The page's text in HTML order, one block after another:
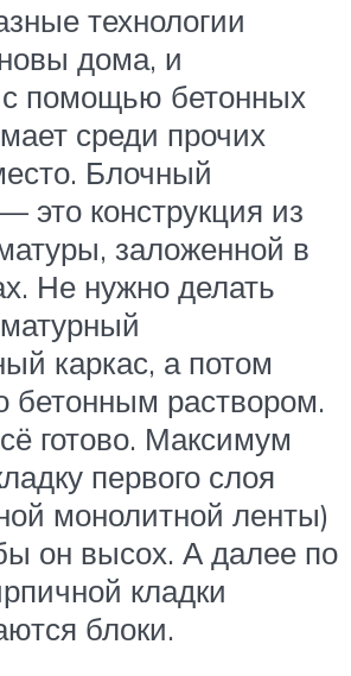
технологии
дома, и
с помощью бетонных
среди прочих
Блочный
это конструкция из
заложенной в
Не нужно делать
каркас, а потом
бетонным раствором.
готово. Максимум
первого слоя
монолитной ленты)
он высох. А далее по
кладки
блоки.